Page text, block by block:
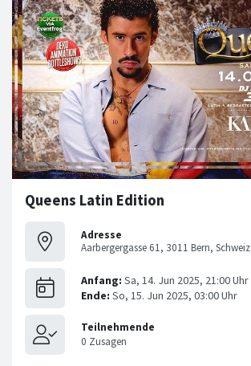
Queens Latin Edition
Adresse
Aarbergergasse 61, 3011 Bern, Schweiz